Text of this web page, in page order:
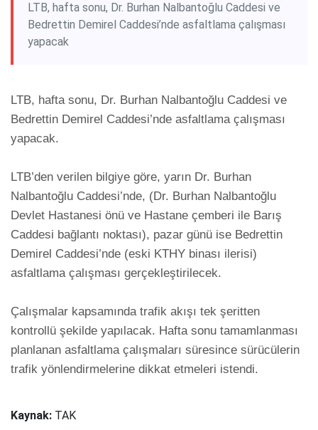
LTB, hafta sonu, Dr. Burhan Nalbantoğlu Caddesi ve
Bedrettin Demirel Caddesi’nde asfaltlama çalışması
yapacak
LTB, hafta sonu, Dr. Burhan Nalbantoğlu Caddesi ve
Bedrettin Demirel Caddesi’nde asfaltlama çalışması
yapacak.
LTB’den verilen bilgiye göre, yarın Dr. Burhan
Nalbantoğlu Caddesi’nde, (Dr. Burhan Nalbantoğlu
Devlet Hastanesi önü ve Hastane çemberi ile Barış
Caddesi bağlantı noktası), pazar günü ise Bedrettin
Demirel Caddesi’nde (eski KTHY binası ilerisi)
asfaltlama çalışması gerçekleştirilecek.
Çalışmalar kapsamında trafik akışı tek şeritten
kontrollü şekilde yapılacak. Hafta sonu tamamlanması
planlanan asfaltlama çalışmaları süresince sürücülerin
trafik yönlendirmelerine dikkat etmeleri istendi.
Kaynak: TAK